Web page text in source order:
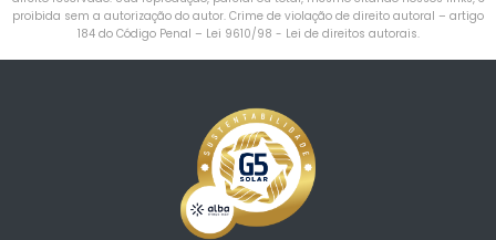
proibida sem a autorização do autor. Crime de violação de direito autoral – artigo
184 do Código Penal – Lei 9610/98 - Lei de direitos autorais.